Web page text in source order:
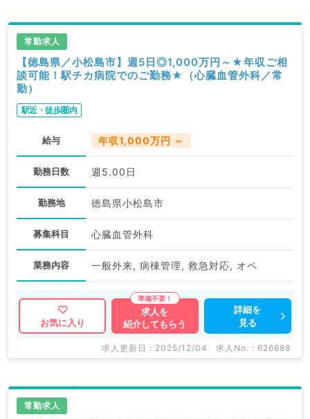
常勤求人
【徳島県／小松島市】週5日◎1,000万円～★年収ご相
談可能！駅チカ病院でのご勤務★（心臓血管外科／常
勤）
駅近・徒歩圏内
給与 年収1,000万円 ～
勤務日数 週5.00日
勤務地 徳島県小松島市
募集科目 心臓血管外科
業務内容 一般外来, 病棟管理, 救急対応, オペ
お気に入り
求人を
紹介してもらう
詳細を
見る
求人更新日 : 2025/12/04 求人No. : 626688
常勤求人